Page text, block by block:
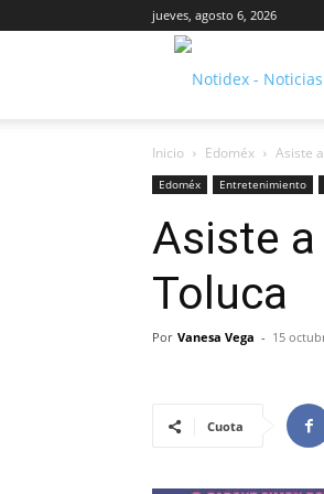
jueves, agosto 6, 2026
Inicio Edoméx Asiste
Edoméx Entretenimiento
Asiste
Toluca
Por Vanesa Vega - 15
Cuota